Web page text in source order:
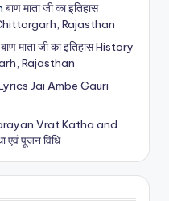
बाण माता जी का इतिहास
Rajasthan
बाण माता जी का इतिहास History
Rajasthan
Jai Ambe Gauri
Vrat Katha and
एवं पूजन विधि